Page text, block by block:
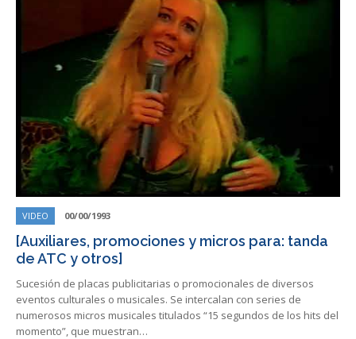
VIDEO 00/00/1993
[Auxiliares, promociones y micros para: tanda
de ATC y otros]
Sucesión de placas publicitarias o promocionales de diversos
eventos culturales o musicales. Se intercalan con series de
numerosos micros musicales titulados “15 segundos de los hits del
momento”, que muestran…